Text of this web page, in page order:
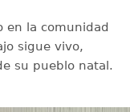
en la comunidad
sigue vivo,
su pueblo natal.